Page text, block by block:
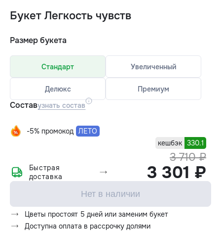
Букет Легкость чувств
Размер букета
Стандарт Увеличенный
Делюкс Премиум
Составузнать состав
-5% промокод ЛЕТО
кешбэк 330.1
3 710 ₽
3 301 ₽
Быстрая
доставка
Нет в наличии
Цветы простоят 5 дней или заменим букет
Доступна оплата в рассрочку долями